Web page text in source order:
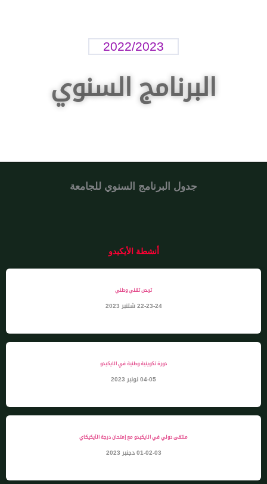
2022/2023
البرنامج السنوي
جدول البرنامج السنوي للجامعة
أنشطة الأيكيدو
تربص تقني وطني
22-23-24 شتنبر 2023
دورة تكوينية وطنية في الايكيدو
04-05 نونبر 2023
ملتقى دولي في الايكيدو مع إمتحان درجة الآيكيكاي
01-02-03 دجنبر 2023